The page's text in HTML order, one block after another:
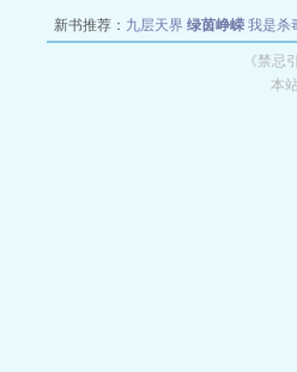
新书推荐： 九层天界 绿茵峥嵘 我是杀
教练万岁 都市
《禁
本